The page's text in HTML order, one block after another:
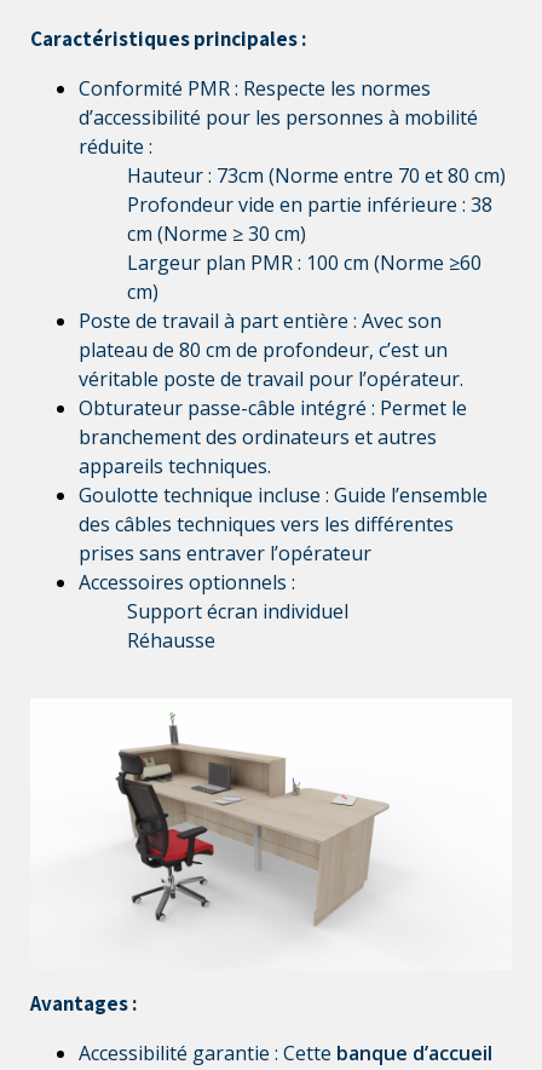
Caractéristiques principales :
Conformité PMR : Respecte les normes
d’accessibilité pour les personnes à mobilité
réduite :
Hauteur : 73cm (Norme entre 70 et 80 cm)
Profondeur vide en partie inférieure : 38
cm (Norme ≥ 30 cm)
Largeur plan PMR : 100 cm (Norme ≥60
cm)
Poste de travail à part entière : Avec son
plateau de 80 cm de profondeur, c’est un
véritable poste de travail pour l’opérateur.
Obturateur passe-câble intégré : Permet le
branchement des ordinateurs et autres
appareils techniques.
Goulotte technique incluse : Guide l’ensemble
des câbles techniques vers les différentes
prises sans entraver l’opérateur
Accessoires optionnels :
Support écran individuel
Réhausse
Avantages :
Accessibilité garantie : Cette banque d’accueil